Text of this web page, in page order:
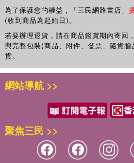
為了保護您的權益，「三民網路書店」
(收到商品為起始日)。
若要辦理退貨，請在商品鑑賞期內寄回
與完整包裝(商品、附件、發票、隨貨
貨。
網站導航 >>
聚焦三民 >>